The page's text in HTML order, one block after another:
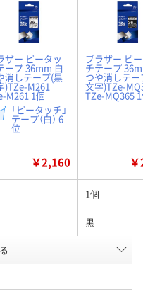
ザー ピータッ
ープ 36mm 白
消しテープ(黒
)TZe-M261
M261 1個
「ピータッチ」
テープ（白） 6
位
ブラザー ピ
チテープ
つや消しテー
文字)TZe-
TZe-MQ365
￥2,160
1個
黒